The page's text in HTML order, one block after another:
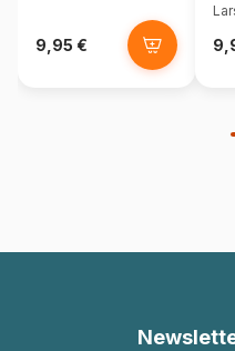
9,95 €